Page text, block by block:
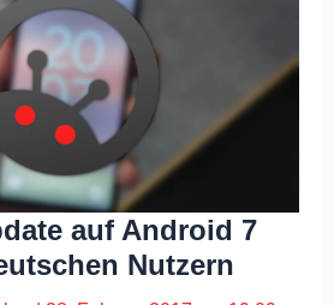
auf Android 7
Nutzern